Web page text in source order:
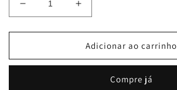
Diminuir
a
quantidade
Brincos
Aumentar
a
quantidade
de
Brincos
Elegante
Adicionar ao carrinho
Compre já